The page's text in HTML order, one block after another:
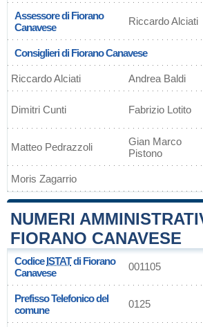
Assessore di Fiorano
Canavese
Riccardo Alciati
Consiglieri di Fiorano Canavese
Riccardo Alciati Andrea Baldi
Dimitri Cunti Fabrizio Lotito
Matteo Pedrazzoli
Gian Marco
Pistono
Moris Zagarrio
NUMERI
FIORANO CANAVESE
CodiceISTATdi Fiorano
Canavese
001105
Prefisso Telefonico del
comune
0125